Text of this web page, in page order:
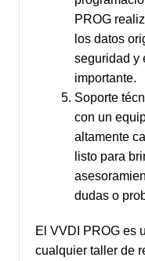
PROG
los datos
seguridad y
importante.
Soporte
con un
altamente
listo para
dudas o
El VVDI PROG es
cualquier taller de